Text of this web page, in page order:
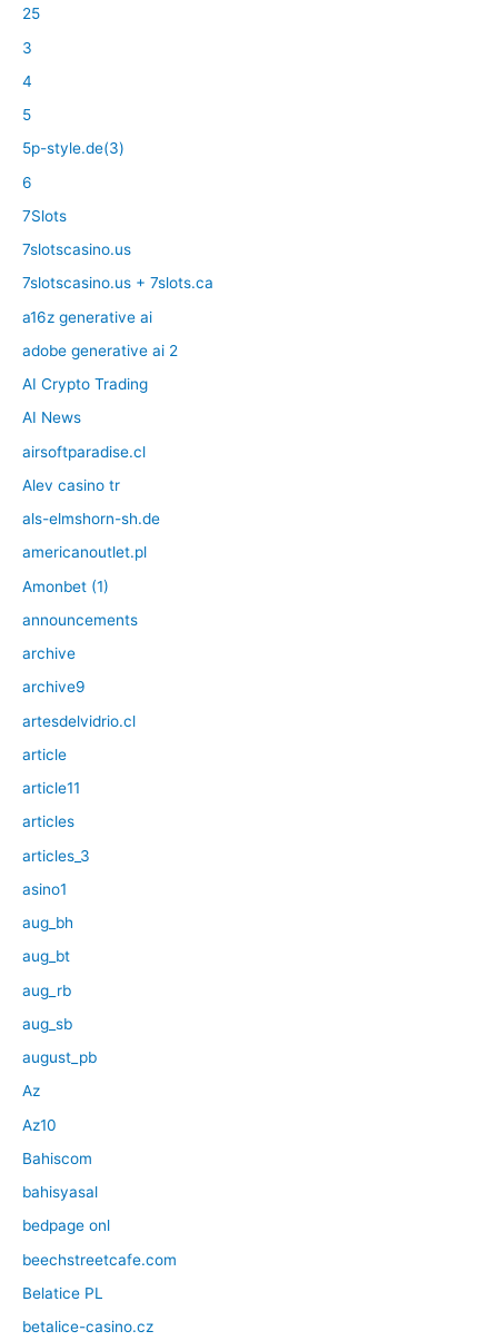
25
3
4
5
5p-style.de(3)
6
7Slots
7slotscasino.us
7slotscasino.us + 7slots.ca
a16z generative ai
adobe generative ai 2
AI Crypto Trading
AI News
airsoftparadise.cl
Alev casino tr
als-elmshorn-sh.de
americanoutlet.pl
Amonbet (1)
announcements
archive
archive9
artesdelvidrio.cl
article
article11
articles
articles_3
asino1
aug_bh
aug_bt
aug_rb
aug_sb
august_pb
Az
Az10
Bahiscom
bahisyasal
bedpage onl
beechstreetcafe.com
Belatice PL
betalice-casino.cz